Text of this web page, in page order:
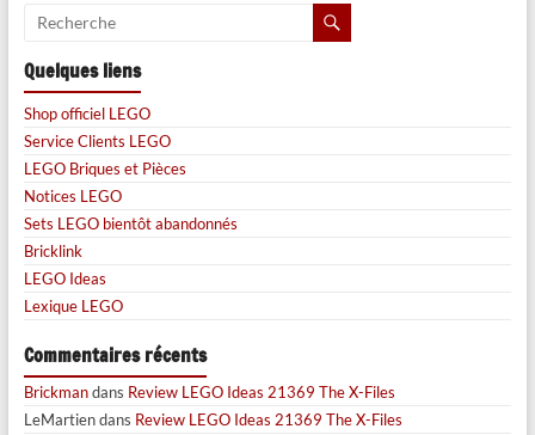
Quelques liens
Shop officiel LEGO
Service Clients LEGO
LEGO Briques et Pièces
Notices LEGO
Sets LEGO bientôt abandonnés
Bricklink
LEGO Ideas
Lexique LEGO
Commentaires récents
Brickmandans Review LEGO Ideas 21369 The X-Files
LeMartiendans Review LEGO Ideas 21369 The X-Files